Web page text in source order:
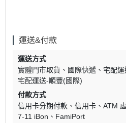
運送&付款
運送方式
實體門市取貨
國際快遞
宅配
宅配運送-順豐(國際)
付款方式
信用卡分期付款
信用卡 ATM
7-11 iBon
FamiPort